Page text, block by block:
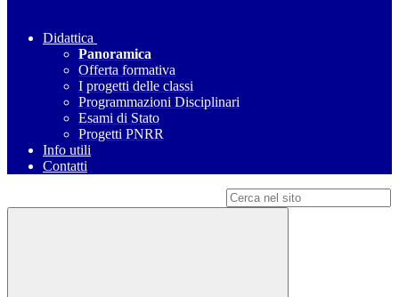
Didattica
Panoramica
Offerta formativa
I progetti delle classi
Programmazioni Disciplinari
Esami di Stato
Progetti PNRR
Info utili
Contatti